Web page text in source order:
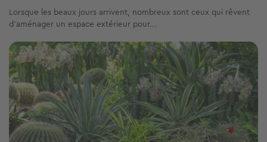
Cet article vous a été utile ?
Partager sur
Plus de conseils terrasse
amenagement exterieur jardin